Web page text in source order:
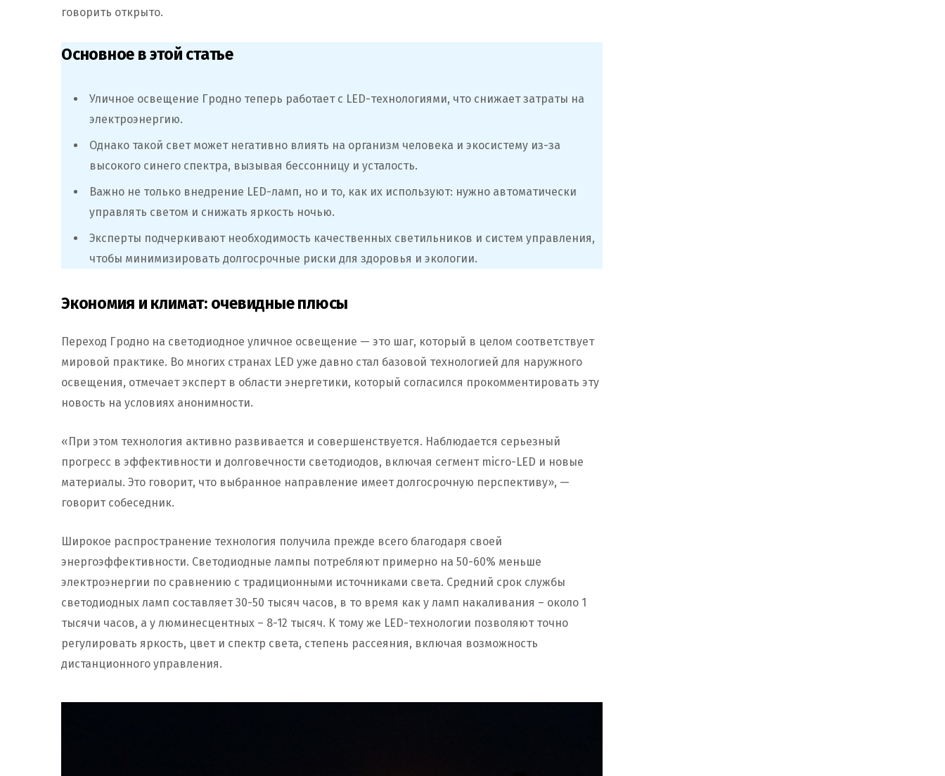
говорить открыто.
Основное в этой статье
Уличное освещение Гродно теперь работает с LED-технологиями, что снижает затраты на
электроэнергию.
Однако такой свет может негативно влиять на организм человека и экосистему из-за
высокого синего спектра, вызывая бессонницу и усталость.
Важно не только внедрение LED-ламп, но и то, как их используют: нужно автоматически
управлять светом и снижать яркость ночью.
Эксперты подчеркивают необходимость качественных светильников и систем управления,
чтобы минимизировать долгосрочные риски для здоровья и экологии.
Экономия и климат: очевидные плюсы
Переход Гродно на светодиодное уличное освещение — это шаг, который в целом соответствует
мировой практике. Во многих странах LED уже давно стал базовой технологией для наружного
освещения, отмечает эксперт в области энергетики, который согласился прокомментировать эту
новость на условиях анонимности.
«При этом технология активно развивается и совершенствуется. Наблюдается серьезный
прогресс в эффективности и долговечности светодиодов, включая сегмент micro-LED и новые
материалы. Это говорит, что выбранное направление имеет долгосрочную перспективу», —
говорит собеседник.
Широкое распространение технология получила прежде всего благодаря своей
энергоэффективности. Светодиодные лампы потребляют примерно на 50-60% меньше
электроэнергии по сравнению с традиционными источниками света. Средний срок службы
светодиодных ламп составляет 30-50 тысяч часов, в то время как у ламп накаливания – около 1
тысячи часов, а у люминесцентных – 8-12 тысяч. К тому же LED-технологии позволяют точно
регулировать яркость, цвет и спектр света, степень рассеяния, включая возможность
дистанционного управления.